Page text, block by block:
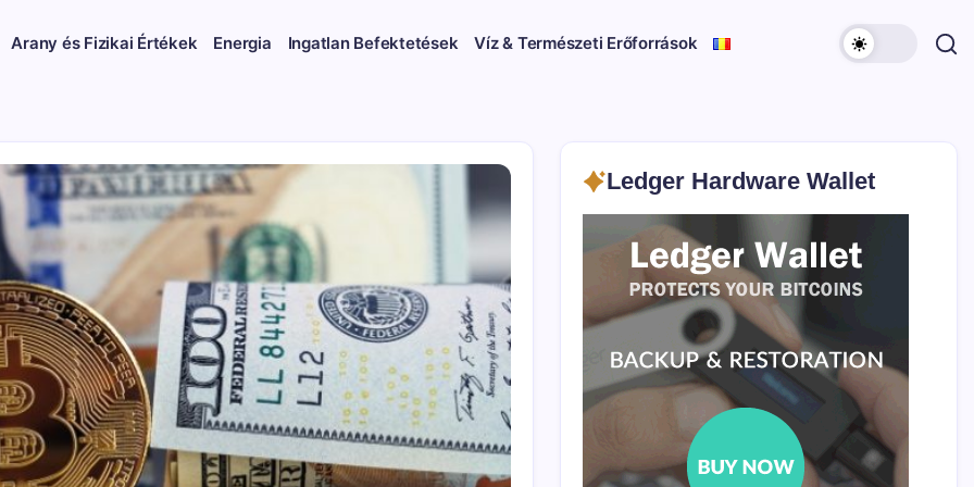
Arany és Fizikai Értékek Energia Ingatlan Befektetések Víz & Természeti Erőforrások
Ledger Hardware Wallet